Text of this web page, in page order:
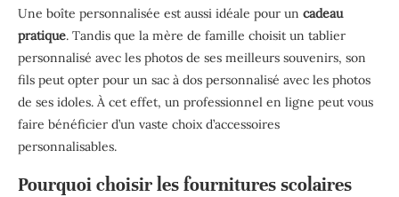
Une boîte personnalisée est aussi idéale pour un cadeau
pratique. Tandis que la mère de famille choisit un tablier
personnalisé avec les photos de ses meilleurs souvenirs, son
fils peut opter pour un sac à dos personnalisé avec les photos
de ses idoles. À cet effet, un professionnel en ligne peut vous
faire bénéficier d’un vaste choix d’accessoires
personnalisables.
Pourquoi choisir les fournitures scolaires